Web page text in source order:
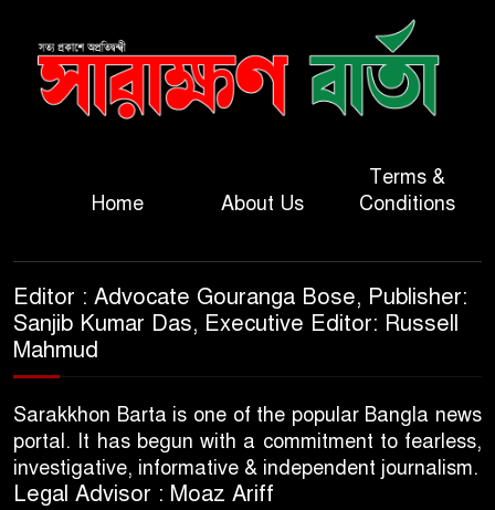
Home About Us
Terms &
Conditions
Editor : Advocate Gouranga Bose, Publisher:
Sanjib Kumar Das, Executive Editor: Russell
Mahmud
Sarakkhon Barta is one of the popular Bangla news
portal. It has begun with a commitment to fearless,
investigative, informative & independent journalism.
Legal Advisor : Moaz Ariff